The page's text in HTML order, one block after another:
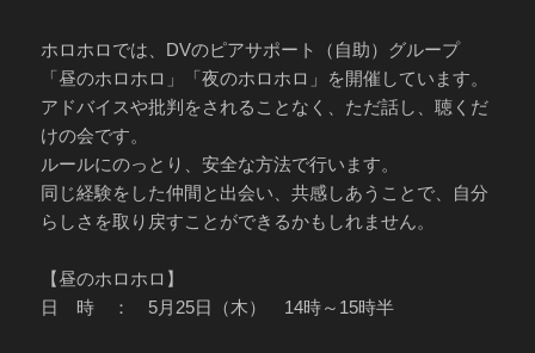
ホロホロでは、DVのピアサポート（自助）グループ
「昼のホロホロ」「夜のホロホロ」を開催しています。
アドバイスや批判をされることなく、ただ話し、聴くだ
けの会です。
ルールにのっとり、安全な方法で行います。
同じ経験をした仲間と出会い、共感しあうことで、自分
らしさを取り戻すことができるかもしれません。
【昼のホロホロ】
日 時 ： 5月25日（木） 14時～15時半